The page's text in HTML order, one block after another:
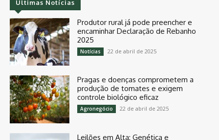
Últimas Notícias
Produtor rural já pode preencher e
encaminhar Declaração de Rebanho
2025
Notícias 22 de abril de 2025
Pragas e doenças comprometem a
produção de tomates e exigem
controle biológico eficaz
Agronegócio 22 de abril de 2025
Leilões em Alta: Genética e